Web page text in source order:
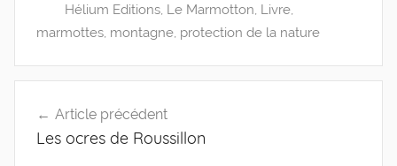
Hélium Editions, Le Marmotton, Livre,
marmottes, montagne, protection de la nature
Navigation
de
Article précédent
Les ocres de Roussillon